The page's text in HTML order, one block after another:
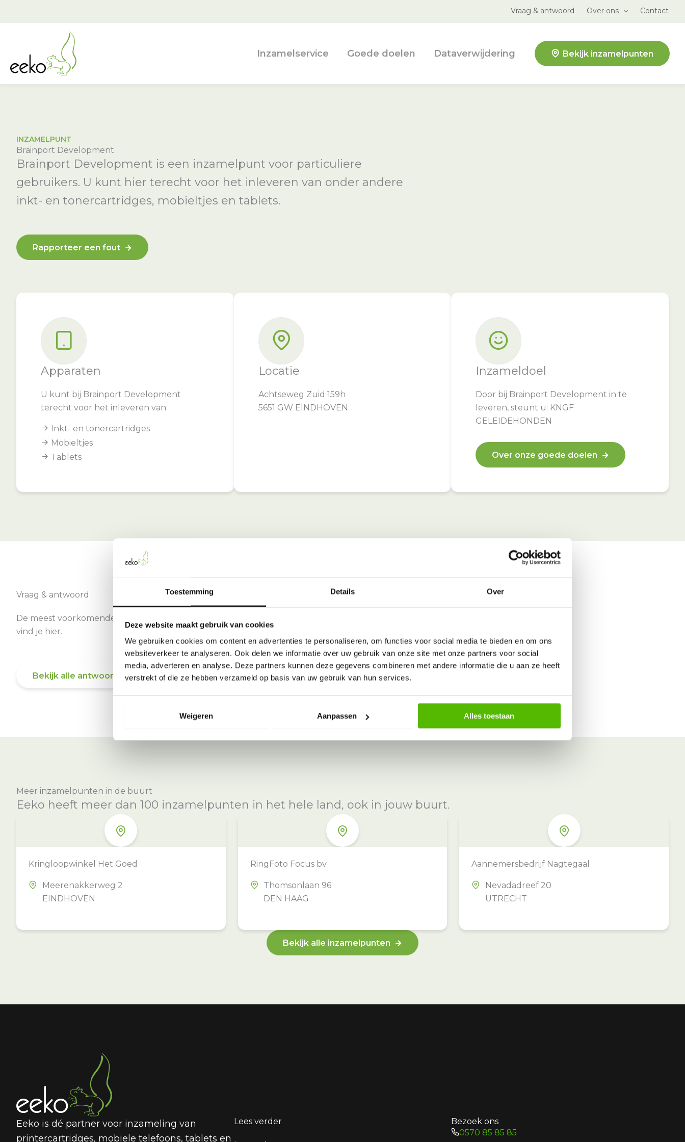
Toestemming Details Over
Deze website maakt gebruik van cookies
We gebruiken cookies om content en advertenties te personaliseren, om functies voor social media te bieden en om ons
websiteverkeer te analyseren. Ook delen we informatie over uw gebruik van onze site met onze partners voor social
media, adverteren en analyse. Deze partners kunnen deze gegevens combineren met andere informatie die u aan ze heeft
verstrekt of die ze hebben verzameld op basis van uw gebruik van hun services.
Weigeren Aanpassen Alles toestaan
Vraag & antwoord Over ons Contact
Inzamelservice Goede doelen Dataverwijdering Bekijk inzamelpunten
INZAMELPUNT
Brainport Development
Brainport Development is een inzamelpunt voor particuliere
gebruikers. U kunt hier terecht voor het inleveren van onder andere
inkt- en tonercartridges, mobieltjes en tablets.
Rapporteer een fout
Apparaten
U kunt bij Brainport Development
terecht voor het inleveren van:
Inkt- en tonercartridges
Mobieltjes
Tablets
Locatie
Achtseweg Zuid 159h
5651 GW EINDHOVEN
Inzameldoel
Door bij Brainport Development in te
leveren, steunt u: KNGF
GELEIDEHONDEN
Over onze goede doelen
Vraag & antwoord
De meest voorkomende vragen over onze dienst
vind je hier.
Bekijk alle antwoorden
Meer inzamelpunten in de buurt
Eeko heeft meer dan 100 inzamelpunten in het hele land, ook in jouw buurt.
Kringloopwinkel Het Goed
Meerenakkerweg 2
EINDHOVEN
RingFoto Focus bv
Thomsonlaan 96
DEN HAAG
Aannemersbedrijf Nagtegaal
Nevadadreef 20
UTRECHT
Bekijk alle inzamelpunten
Eeko is dé partner voor inzameling van
printercartridges, mobiele telefoons, tablets en
Lees verder
Bezoek ons
0570 85 85 85